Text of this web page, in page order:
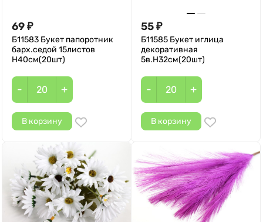
69 ₽
Б11583 Букет папоротник
барх.седой 15листов
Н40см(20шт)
- +
В корзину
55 ₽
Б11585 Букет иглица
декоративная
5в.H32см(20шт)
- +
В корзину